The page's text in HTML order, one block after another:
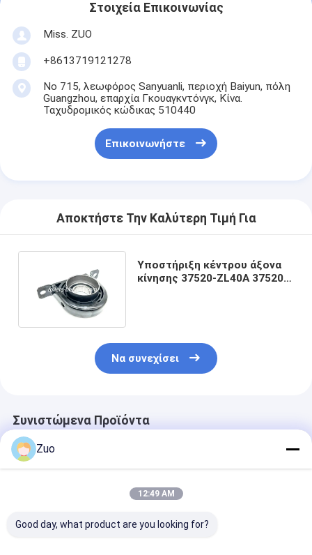
Στοιχεία Επικοινωνίας
Miss. ZUO
+8613719121278
Νο 715, λεωφόρος Sanyuanli, περιοχή Baiyun, πόλη
Guangzhou, επαρχία Γκουαγκντόνγκ, Κίνα.
Ταχυδρομικός κώδικας 510440
Επικοινωνήστε
Αποκτήστε Την Καλύτερη Τιμή Για
Υποστήριξη κέντρου άξονα
κίνησης 37520-ZL40A 37520-
Να συνεχίσει
Συνιστώμενα Προϊόντα
Zuo
12:49 AM
Good day, what product are you looking for?